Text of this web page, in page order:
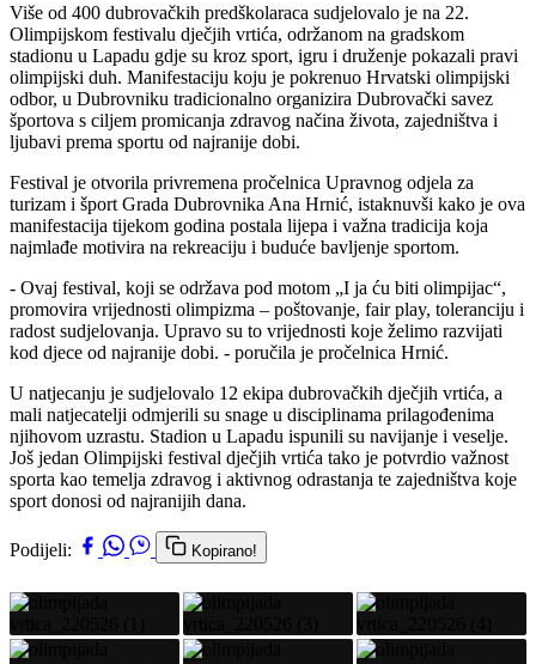
Više od 400 dubrovačkih predškolaraca sudjelovalo je na 22.
Olimpijskom festivalu dječjih vrtića, održanom na gradskom
stadionu u Lapadu gdje su kroz sport, igru i druženje pokazali pravi
olimpijski duh. Manifestaciju koju je pokrenuo Hrvatski olimpijski
odbor, u Dubrovniku tradicionalno organizira Dubrovački savez
športova s ciljem promicanja zdravog načina života, zajedništva i
ljubavi prema sportu od najranije dobi.
Festival je otvorila privremena pročelnica Upravnog odjela za
turizam i šport Grada Dubrovnika Ana Hrnić, istaknuvši kako je ova
manifestacija tijekom godina postala lijepa i važna tradicija koja
najmlađe motivira na rekreaciju i buduće bavljenje sportom.
- Ovaj festival, koji se održava pod motom „I ja ću biti olimpijac“,
promovira vrijednosti olimpizma – poštovanje, fair play, toleranciju i
radost sudjelovanja. Upravo su to vrijednosti koje želimo razvijati
kod djece od najranije dobi. - poručila je pročelnica Hrnić.
U natjecanju je sudjelovalo 12 ekipa dubrovačkih dječjih vrtića, a
mali natjecatelji odmjerili su snage u disciplinama prilagođenima
njihovom uzrastu. Stadion u Lapadu ispunili su navijanje i veselje.
Još jedan Olimpijski festival dječjih vrtića tako je potvrdio važnost
sporta kao temelja zdravog i aktivnog odrastanja te zajedništva koje
sport donosi od najranijih dana.
Podijeli: Kopirano!